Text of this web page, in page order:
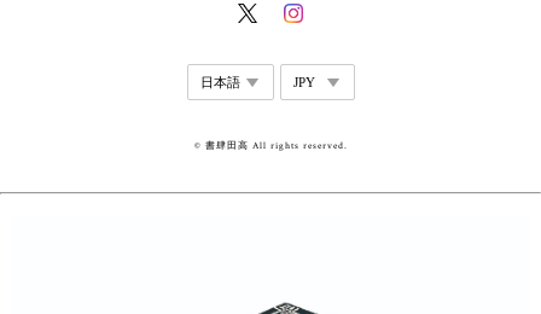
© 書肆田高 All rights reserved.